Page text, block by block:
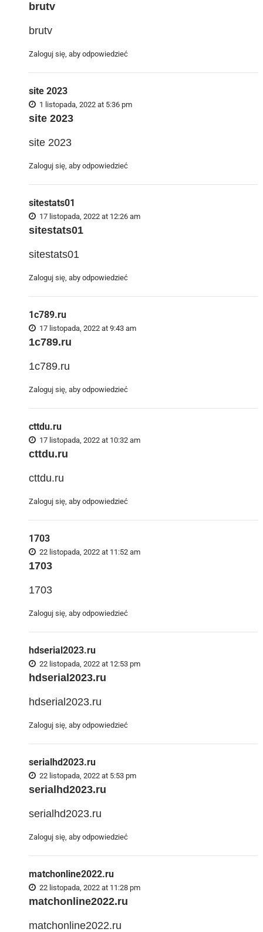
brutv
brutv
Zaloguj się, aby odpowiedzieć
site 2023
1 listopada, 2022 at 5:36 pm
site 2023
site 2023
Zaloguj się, aby odpowiedzieć
sitestats01
17 listopada, 2022 at 12:26 am
sitestats01
sitestats01
Zaloguj się, aby odpowiedzieć
1c789.ru
17 listopada, 2022 at 9:43 am
1c789.ru
1c789.ru
Zaloguj się, aby odpowiedzieć
cttdu.ru
17 listopada, 2022 at 10:32 am
cttdu.ru
cttdu.ru
Zaloguj się, aby odpowiedzieć
1703
22 listopada, 2022 at 11:52 am
1703
1703
Zaloguj się, aby odpowiedzieć
hdserial2023.ru
22 listopada, 2022 at 12:53 pm
hdserial2023.ru
hdserial2023.ru
Zaloguj się, aby odpowiedzieć
serialhd2023.ru
22 listopada, 2022 at 5:53 pm
serialhd2023.ru
serialhd2023.ru
Zaloguj się, aby odpowiedzieć
matchonline2022.ru
22 listopada, 2022 at 11:28 pm
matchonline2022.ru
matchonline2022.ru